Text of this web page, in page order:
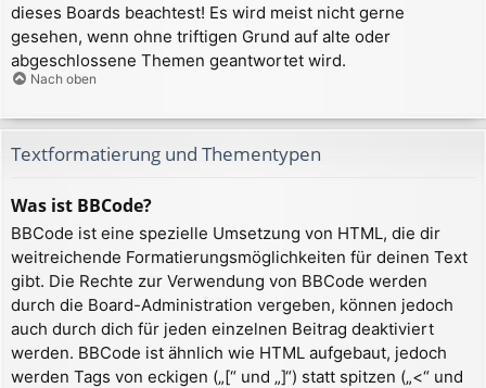
dieses Boards beachtest! Es wird meist nicht gerne
gesehen, wenn ohne triftigen Grund auf alte oder
abgeschlossene Themen geantwortet wird.
Nach oben
Textformatierung und Thementypen
Was ist BBCode?
BBCode ist eine spezielle Umsetzung von HTML, die dir
weitreichende Formatierungsmöglichkeiten für deinen Text
gibt. Die Rechte zur Verwendung von BBCode werden
durch die Board-Administration vergeben, können jedoch
auch durch dich für jeden einzelnen Beitrag deaktiviert
werden. BBCode ist ähnlich wie HTML aufgebaut, jedoch
werden Tags von eckigen („[“ und „]“) statt spitzen („<“ und